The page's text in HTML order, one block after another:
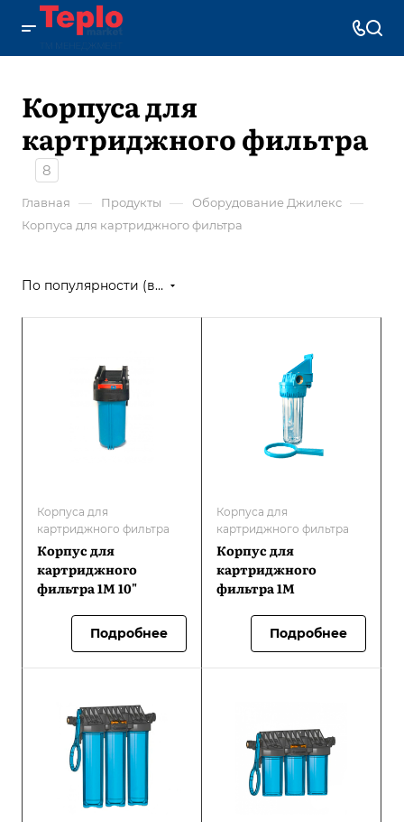
Корпуса для
картриджного фильтра
8
Главная — Продукты — Оборудование Джилекс —
Корпуса для картриджного фильтра
По популярности (возрастание)
Корпуса для
картриджного фильтра
Корпус для
картриджного
фильтра 1М 10"
Подробнее
Корпуса для
картриджного фильтра
Корпус для
картриджного
фильтра 1М
Подробнее